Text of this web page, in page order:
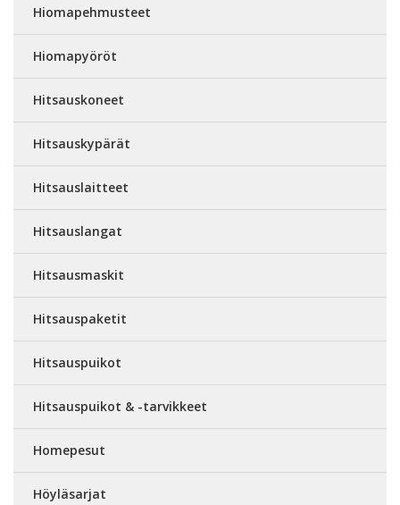
Hiomapehmusteet
Hiomapyöröt
Hitsauskoneet
Hitsauskypärät
Hitsauslaitteet
Hitsauslangat
Hitsausmaskit
Hitsauspaketit
Hitsauspuikot
Hitsauspuikot & -tarvikkeet
Homepesut
Höyläsarjat